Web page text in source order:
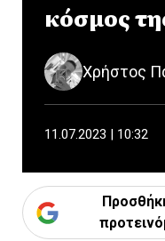
κόσμος
Χρήστος
11.07.2023 | 10:32